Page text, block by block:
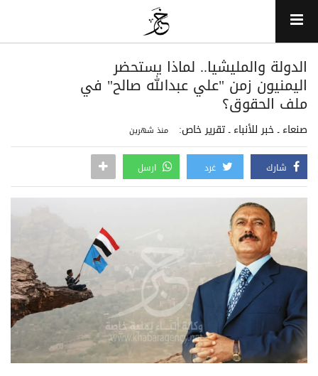
الدولة والمليشيا.. لماذا يستحضر
اليمنيون زمن "علي عبدالله صالح" في
ملف الحقوق؟
صنعاء ـ خبر للأنباء ـ تقرير خاص: منذ شهرين
شارك غرد ارسل